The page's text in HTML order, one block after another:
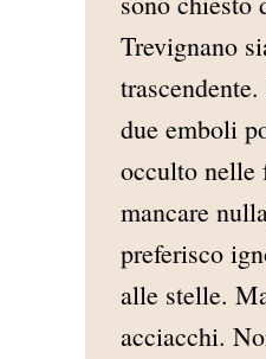
Trevignano
due emboli
occulto nelle
mancare
preferisco
alle stelle.
acciacchi.